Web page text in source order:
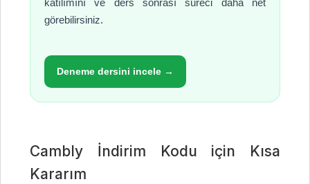
katılımını ve ders sonrası süreci daha net
Deneme dersini incele →
Cambly İndirim Kodu için Kısa
Kararım